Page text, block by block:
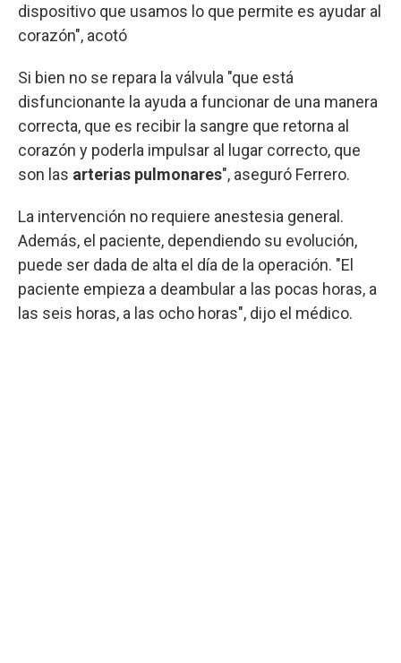
dispositivo que usamos lo que permite es ayudar al
corazón", acotó
Si bien no se repara la válvula "que está
disfuncionante la ayuda a funcionar de una manera
correcta, que es recibir la sangre que retorna al
corazón y poderla impulsar al lugar correcto, que
son las arterias pulmonares", aseguró Ferrero.
La intervención no requiere anestesia general.
Además, el paciente, dependiendo su evolución,
puede ser dada de alta el día de la operación. "El
paciente empieza a deambular a las pocas horas, a
las seis horas, a las ocho horas", dijo el médico.